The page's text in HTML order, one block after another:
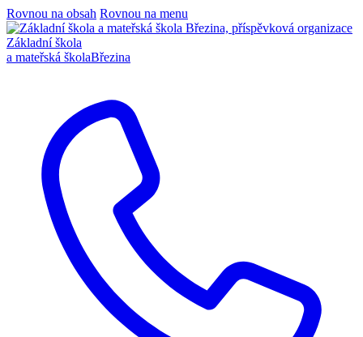
Rovnou na obsah Rovnou na menu
Základní škola
a mateřská školaBřezina